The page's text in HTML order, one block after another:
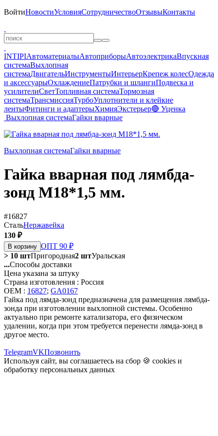
ВойтиНовостиУсловияСотрудничествоОтзывыКонтакты
INTIPIАвтоматериалыАвтоприборыАвтоэлектрикаВпускная
системаВыхлопная
системаДвигательИнструментыИнтерьерКрепеж колесОдежда
и аксессуарыОхлаждениеПатрубки и шлангиПодвеска и
усилителиСветТопливная системаТормозная
системаТрансмиссияТурбоУплотнители и клейкие
лентыФитинги и адаптерыХимияЭкстерьер🔴 Уценка
Выхлопная системаГайки вварные
Выхлопная системаГайки вварные
Гайка вварная под лямбда-
зонд М18*1,5 мм.
#16827
СтальНержавейка
130 ₽
В корзину ОПТ 90 ₽
> 10 штПригородная2 штУральская
...Способы доставки
Цена указана за штуку
Страна изготовления : Россия
OEM : 16827; GA0167
Гайка под лямда-зонд предназначена для размещения лямбда-
зонда при изготовлении выхлопной системы. Особенно
актуально при ремонте катализатора, его физическом
удалении, когда при этом требуется перенести лямда-зонд в
другое место.
TelegramVKПозвонить
Используя сайт, вы соглашаетесь на сбор 🍪 cookies и
обработку персональных данных